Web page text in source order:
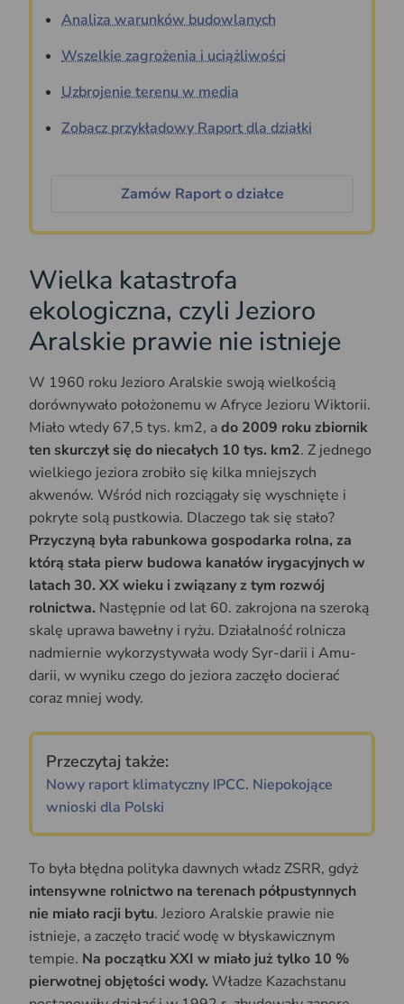
Analiza warunków budowlanych
Wszelkie zagrożenia i uciążliwości
Uzbrojenie terenu w media
Zobacz przykładowy Raport dla działki
Zamów Raport o działce
Wielka katastrofa
ekologiczna, czyli Jezioro
Aralskie prawie nie istnieje
W 1960 roku Jezioro Aralskie swoją wielkością
dorównywało położonemu w Afryce Jezioru Wiktorii.
Miało wtedy 67,5 tys. km2, ado 2009 roku zbiornik
ten skurczył się do niecałych 10 tys. km2. Z jednego
wielkiego jeziora zrobiło się kilka mniejszych
akwenów. Wśród nich rozciągały się wyschnięte i
pokryte solą pustkowia. Dlaczego tak się stało?
Przyczyną była rabunkowa gospodarka rolna, za
którą stała pierw budowa kanałów irygacyjnych w
latach 30. XX wieku i związany z tym rozwój
rolnictwa. Następnie od lat 60. zakrojona na szeroką
skalę uprawa bawełny i ryżu. Działalność rolnicza
nadmiernie wykorzystywała wody Syr-darii i Amu-
darii, w wyniku czego do jeziora zaczęło docierać
coraz mniej wody.
Przeczytaj także:
Nowy raport klimatyczny IPCC. Niepokojące
wnioski dla Polski
To była błędna polityka dawnych władz ZSRR, gdyż
intensywne rolnictwo na terenach półpustynnych
nie miało racji bytu. Jezioro Aralskie prawie nie
istnieje, a zaczęło tracić wodę w błyskawicznym
tempie. Na początku XXI w miało już tylko 10 %
pierwotnej objętości wody. Władze Kazachstanu